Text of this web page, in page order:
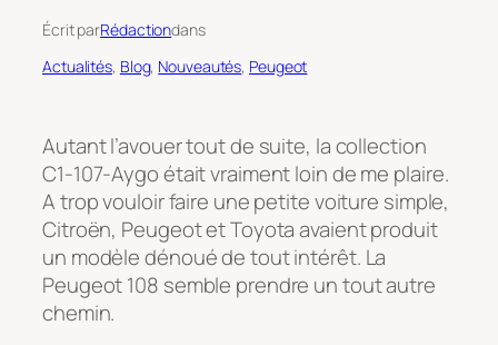
Écrit parRédactiondans
Actualités, Blog, Nouveautés, Peugeot
Autant l’avouer tout de suite, la collection
C1-107-Aygo était vraiment loin de me plaire.
A trop vouloir faire une petite voiture simple,
Citroën, Peugeot et Toyota avaient produit
un modèle dénoué de tout intérêt. La
Peugeot 108 semble prendre un tout autre
chemin.